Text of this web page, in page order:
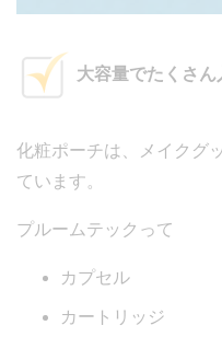
大容量でたくさん
化粧ポーチは、メイクグ
ています。
プルームテックって
カプセル
カートリッジ